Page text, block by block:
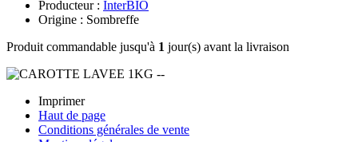
Producteur : InterBIO
Origine : Sombreffe
Produit commandable jusqu'à 1 jour(s) avant la livraison
Imprimer
Haut de page
Conditions générales de vente